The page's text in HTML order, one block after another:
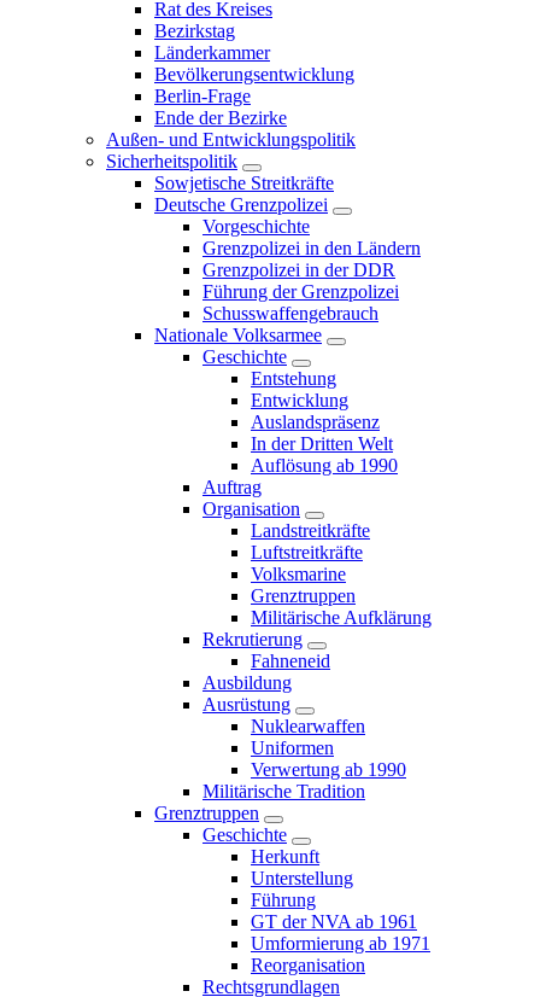
Rat des Kreises
Bezirkstag
Länderkammer
Bevölkerungsentwicklung
Berlin-Frage
Ende der Bezirke
Außen- und Entwicklungspolitik
Sicherheitspolitik
Sowjetische Streitkräfte
Deutsche Grenzpolizei
Vorgeschichte
Grenzpolizei in den Ländern
Grenzpolizei in der DDR
Führung der Grenzpolizei
Schusswaffengebrauch
Nationale Volksarmee
Geschichte
Entstehung
Entwicklung
Auslandspräsenz
In der Dritten Welt
Auflösung ab 1990
Auftrag
Organisation
Landstreitkräfte
Luftstreitkräfte
Volksmarine
Grenztruppen
Militärische Aufklärung
Rekrutierung
Fahneneid
Ausbildung
Ausrüstung
Nuklearwaffen
Uniformen
Verwertung ab 1990
Militärische Tradition
Grenztruppen
Geschichte
Herkunft
Unterstellung
Führung
GT der NVA ab 1961
Umformierung ab 1971
Reorganisation
Rechtsgrundlagen